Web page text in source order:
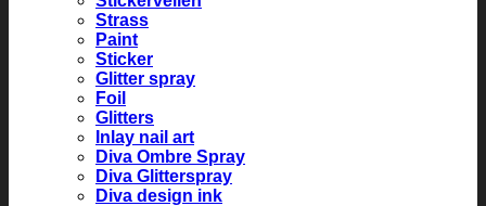
Strass
Paint
Sticker
Glitter spray
Foil
Glitters
Inlay nail art
Diva Ombre Spray
Diva Glitterspray
Diva design ink